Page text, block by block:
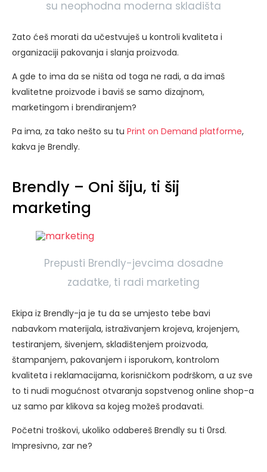
su neophodna moderna skladišta
Zato ćeš morati da učestvuješ u kontroli kvaliteta i
organizaciji pakovanja i slanja proizvoda.
A gde to ima da se ništa od toga ne radi, a da imaš
kvalitetne proizvode i baviš se samo dizajnom,
marketingom i brendiranjem?
Pa ima, za tako nešto su tu Print on Demand platforme,
kakva je Brendly.
Brendly – Oni šiju, ti šij
marketing
Prepusti Brendly-jevcima dosadne
zadatke, ti radi marketing
Ekipa iz Brendly-ja je tu da se umjesto tebe bavi
nabavkom materijala, istraživanjem krojeva, krojenjem,
testiranjem, šivenjem, skladištenjem proizvoda,
štampanjem, pakovanjem i isporukom, kontrolom
kvaliteta i reklamacijama, korisničkom podrškom, a uz sve
to ti nudi mogućnost otvaranja sopstvenog online shop-a
uz samo par klikova sa kojeg možeš prodavati.
Početni troškovi, ukoliko odabereš Brendly su ti 0rsd.
Impresivno, zar ne?